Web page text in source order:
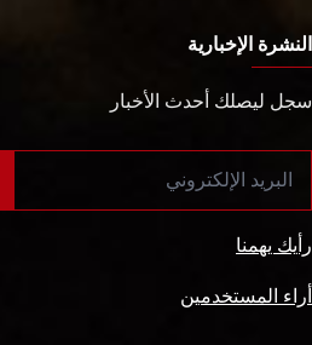
النشرة الإخبارية
سجل ليصلك أحدث الأخبار
رأيك يهمنا
أراء المستخدمين